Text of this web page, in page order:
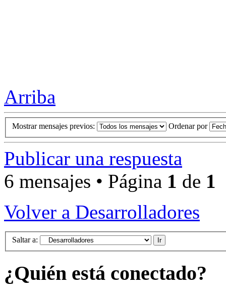
Arriba
Mostrar mensajes previos: Ordenar por
Publicar una respuesta
6 mensajes • Página 1 de 1
Volver a Desarrolladores
Saltar a:
¿Quién está conectado?